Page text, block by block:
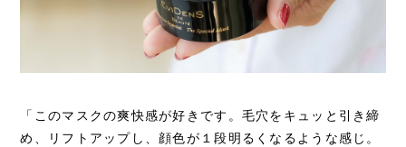
「このマスクの爽快感が好きです。毛穴をキュッと引き締
め、リフトアップし、顔色が１段明るくなるような感じ。